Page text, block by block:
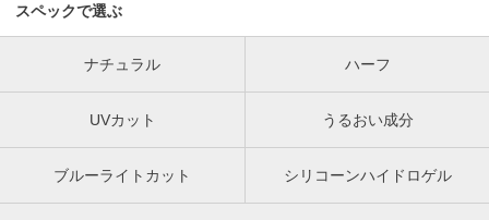
スペックで選ぶ
ナチュラル ハーフ
UVカット うるおい成分
ブルーライトカット シリコーンハイドロゲル